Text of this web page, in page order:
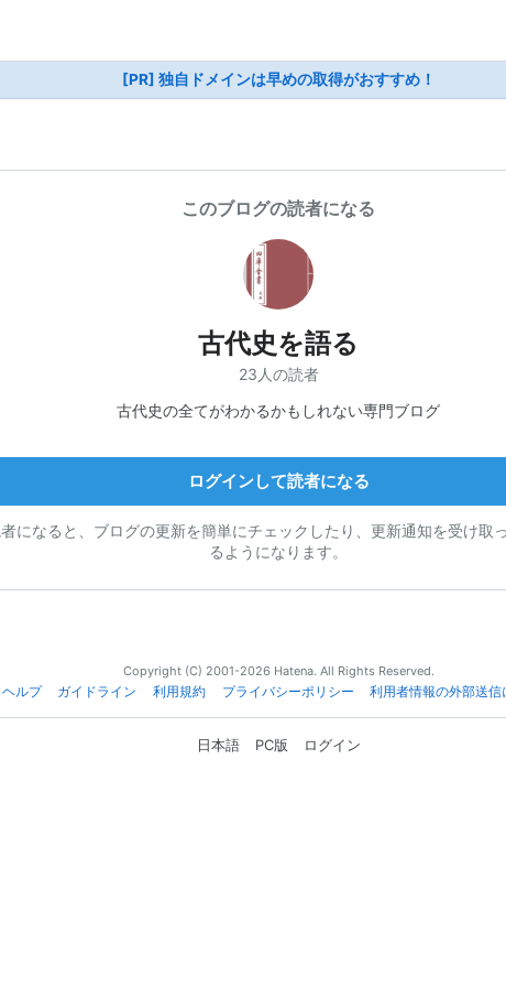
[PR] 独自ドメインは早めの取得がおすすめ！
このブログの読者になる
古代史を語る
23人の読者
古代史の全てがわかるかもしれない専門ブログ
ログインして読者になる
になると、ブログの更新を簡単にチェックしたり、更新通知を受け取
るようになります。
Copyright (C) 2001-2026 Hatena. All Rights Reserved.
ヘルプ
ガイドライン 利用規約 プライバシーポリシー 利用者情報の外部送信
日本語 PC版 ログイン